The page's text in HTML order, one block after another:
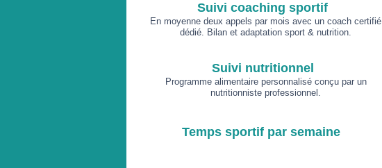
Suivi coaching sportif
En moyenne deux appels par mois avec un coach certifié
dédié. Bilan et adaptation sport & nutrition.
Suivi nutritionnel
Programme alimentaire personnalisé conçu par un
nutritionniste professionnel.
Temps sportif par semaine